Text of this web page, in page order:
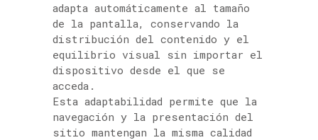
adapta automáticamente al tamaño
de la pantalla, conservando la
distribución del contenido y el
equilibrio visual sin importar el
dispositivo desde el que se
acceda.
Esta adaptabilidad permite que la
navegación y la presentación del
sitio mantengan la misma calidad